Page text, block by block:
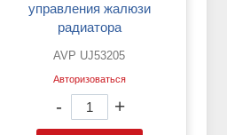
управления жалюзи
радиатора
AVP UJ53205
Авторизоваться
- +